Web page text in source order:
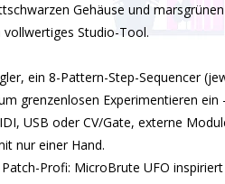
Gehäuse und
Studio-Tool.
ein 8-Pattern-Step-Sequencer
grenzenlosen Experimentieren ein
USB oder CV/Gate, externe
nur einer Hand.
Profi: MicroBrute UFO